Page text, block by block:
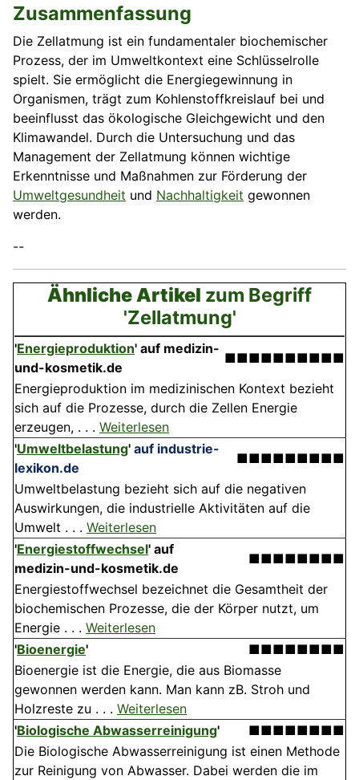
Zusammenfassung
Die Zellatmung ist ein fundamentaler biochemischer
Prozess, der im Umweltkontext eine Schlüsselrolle
spielt. Sie ermöglicht die Energiegewinnung in
Organismen, trägt zum Kohlenstoffkreislauf bei und
beeinflusst das ökologische Gleichgewicht und den
Klimawandel. Durch die Untersuchung und das
Management der Zellatmung können wichtige
Erkenntnisse und Maßnahmen zur Förderung der
Umweltgesundheit und Nachhaltigkeit gewonnen
werden.
--
Ähnliche Artikel zum Begriff
'Zellatmung'
'Energieproduktion' auf medizin-
und-kosmetik.de
■■■■■■■■■■
Energieproduktion im medizinischen Kontext bezieht
sich auf die Prozesse, durch die Zellen Energie
erzeugen, . . . Weiterlesen
'Umweltbelastung' auf industrie-
lexikon.de
■■■■■■■■■
Umweltbelastung bezieht sich auf die negativen
Auswirkungen, die industrielle Aktivitäten auf die
Umwelt . . . Weiterlesen
'Energiestoffwechsel' auf
medizin-und-kosmetik.de
■■■■■■■■
Energiestoffwechsel bezeichnet die Gesamtheit der
biochemischen Prozesse, die der Körper nutzt, um
Energie . . . Weiterlesen
'Bioenergie'
■■■■■■■■
Bioenergie ist die Energie, die aus Biomasse
gewonnen werden kann. Man kann zB. Stroh und
Holzreste zu . . . Weiterlesen
'Biologische Abwasserreinigung'
■■■■■■■■
Die Biologische Abwasserreinigung ist einen Methode
zur Reinigung von Abwasser. Dabei werden die im